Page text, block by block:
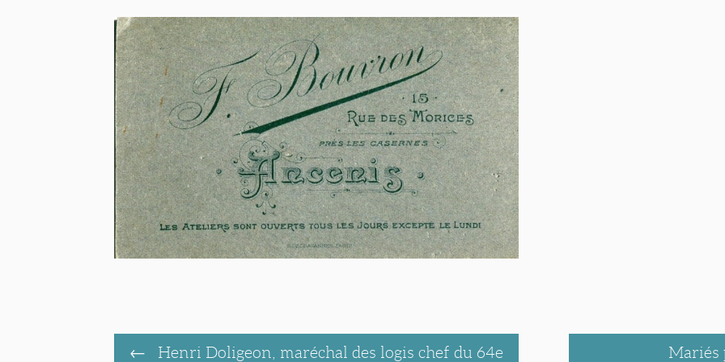
Henri Doligeon, maréchal des logis chef du 64e Mariés